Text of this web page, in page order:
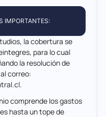
IMPORTANTES:
la cobertura se
para lo cual
la resolución de
correo:
.
comprende los gastos
hasta un tope de